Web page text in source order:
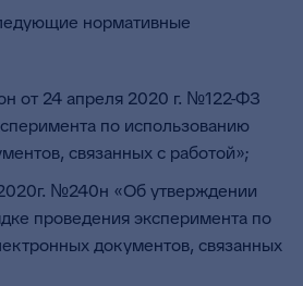
нормативные
от 24 апреля 2020 г. №122-ФЗ
по использованию
связанных с работой»;
№240н «Об утверждении
проведения эксперимента по
документов, связанных